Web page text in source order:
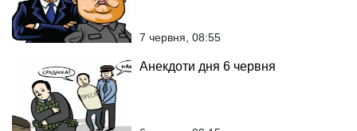
7 червня, 08:55
Анекдоти дня 6 червня